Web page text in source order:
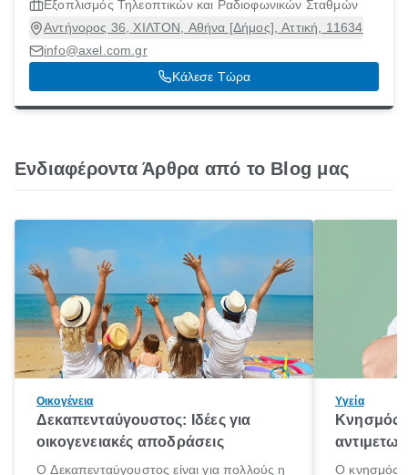
Εξοπλισμός Τηλεοπτικών και Ραδιοφωνικών Σταθμών
Αντήνορος 36, ΧΙΛΤΟΝ, Αθήνα [Δήμος], Αττική, 11634
info@axel.com.gr
Κάλεσε Τώρα
Ενδιαφέροντα Άρθρα από το Blog μας
Οικογένεια
Δεκαπενταύγουστος: Ιδέες για
οικογενειακές αποδράσεις
Ο Δεκαπενταύγουστος είναι για πολλούς η
Υγεία
Κνησμός:
Ο κνησμός